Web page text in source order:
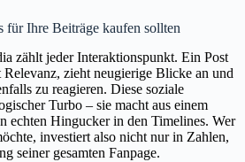
für Ihre Beiträge kaufen sollten
zählt jeder Interaktionspunkt. Ein Post
zieht neugierige Blicke an und
zu reagieren. Diese soziale
Turbo – sie macht aus einem
echten Hingucker in den Timelines. Wer
investiert also nicht nur in Zahlen,
seiner gesamten Fanpage.